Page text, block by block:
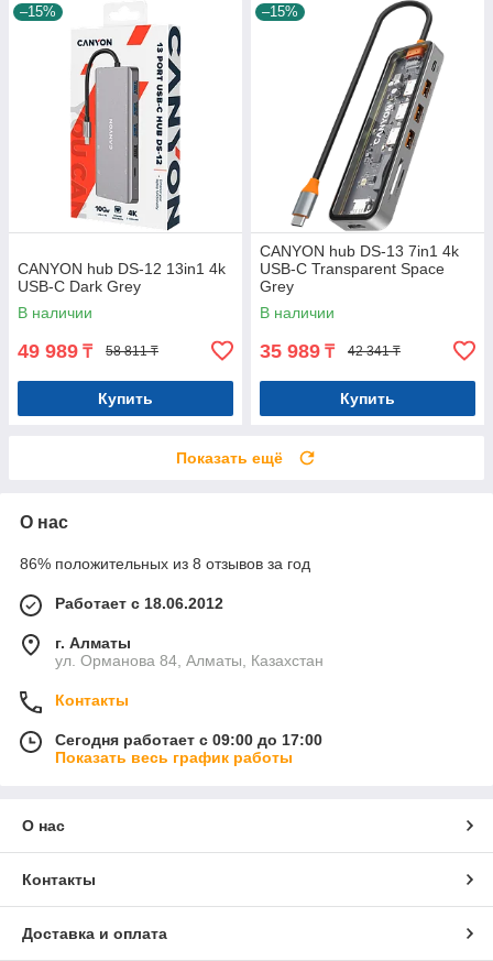
–15%
CANYON hub DS-12 13in1 4k
USB-C Dark Grey
В наличии
49 989 ₸ 58 811 ₸
Купить
–15%
CANYON hub DS-13 7in1 4k
USB-C Transparent Space
Grey
В наличии
35 989 ₸ 42 341 ₸
Купить
Показать ещё
О нас
86% положительных из 8 отзывов за год
Работает с 18.06.2012
г. Алматы
ул. Орманова 84, Алматы, Казахстан
Контакты
Сегодня работает с 09:00 до 17:00
Показать весь график работы
О нас
Контакты
Доставка и оплата